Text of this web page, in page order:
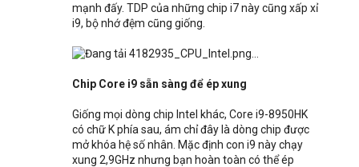
mạnh đấy. TDP của những chip i7 này cũng xấp xỉ
i9, bộ nhớ đệm cũng giống.
Chip Core i9 sẵn sàng để ép xung
Giống mọi dòng chip Intel khác, Core i9-8950HK
có chữ K phía sau, ám chỉ đây là dòng chip được
mở khóa hệ số nhân. Mặc định con i9 này chạy
xung 2,9GHz nhưng bạn hoàn toàn có thể ép